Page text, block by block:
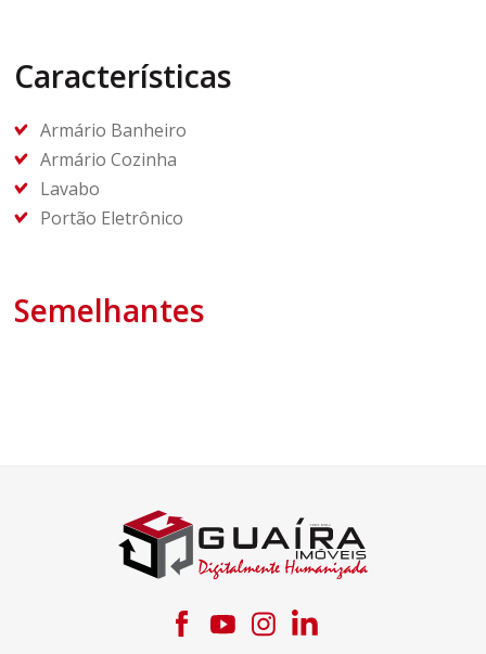
Características
Armário Banheiro
Armário Cozinha
Lavabo
Portão Eletrônico
Semelhantes